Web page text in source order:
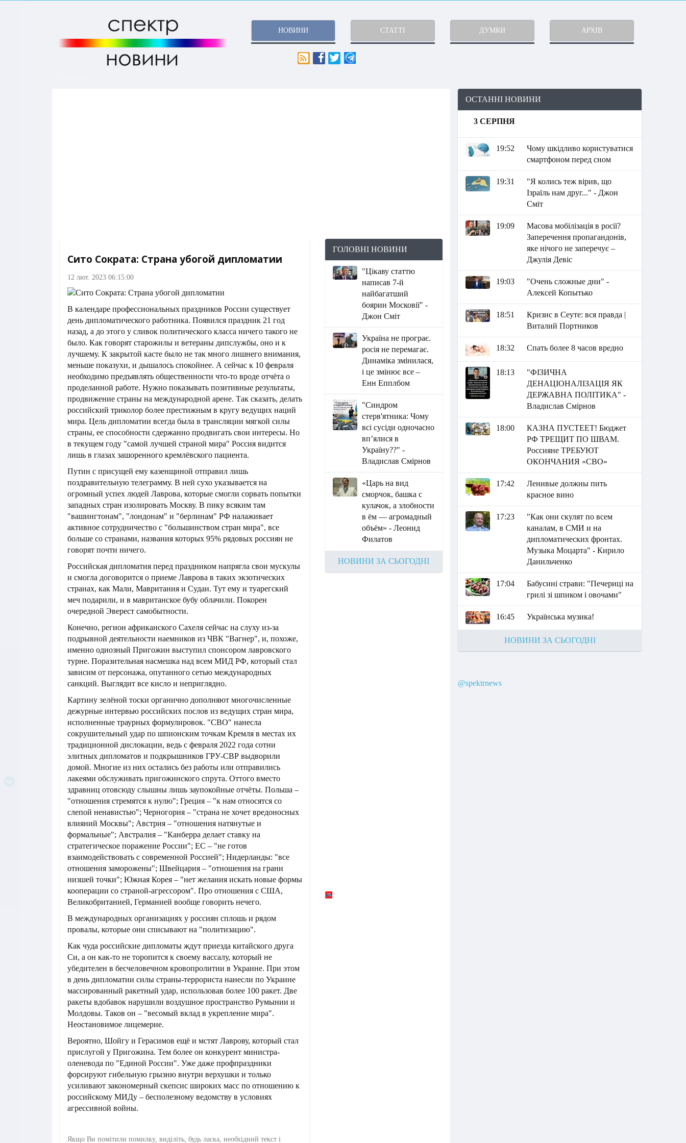
НОВИНИ СТАТТІ ДУМКИ АРХІВ
Сито Сократа: Страна убогой дипломатии
12 лют. 2023 06:15:00
В календаре профессиональных праздников России существует
день дипломатического работника. Появился праздник 21 год
назад, а до этого у сливок политического класса ничего такого не
было. Как говорят старожилы и ветераны дипслужбы, оно и к
лучшему. К закрытой касте было не так много лишнего внимания,
меньше показухи, и дышалось спокойнее. А сейчас к 10 февраля
необходимо предъявлять общественности что-то вроде отчёта о
проделанной работе. Нужно показывать позитивные результаты,
продвижение страны на международной арене. Так сказать, делать
российский триколор более престижным в кругу ведущих наций
мира. Цель дипломатии всегда была в трансляции мягкой силы
страны, ее способности сдержанно продвигать свои интересы. Но
в текущем году "самой лучшей страной мира" Россия видится
лишь в глазах зашоренного кремлёвского пациента.
Путин с присущей ему казенщиной отправил лишь
поздравительную телеграмму. В ней сухо указывается на
огромный успех людей Лаврова, которые смогли сорвать попытки
западных стран изолировать Москву. В пику всяким там
"вашингтонам", "лондонам" и "берлинам" РФ налаживает
активное сотрудничество с "большинством стран мира", все
больше со странами, названия которых 95% рядовых россиян не
говорят почти ничего.
Российская дипломатия перед праздником напрягла свои мускулы
и смогла договорится о приеме Лаврова в таких экзотических
странах, как Мали, Мавритания и Судан. Тут ему и туарегский
меч подарили, и в мавританское бубу облачили. Покорен
очередной Эверест самобытности.
Конечно, регион африканского Сахеля сейчас на слуху из-за
подрывной деятельности наемников из ЧВК "Вагнер", и, похоже,
именно одиозный Пригожин выступил спонсором лавровского
турне. Поразительная насмешка над всем МИД РФ, который стал
зависим от персонажа, опутанного сетью международных
санкций. Выглядит все кисло и неприглядно.
Картину зелёной тоски органично дополняют многочисленные
дежурные интервью российских послов из ведущих стран мира,
исполненные траурных формулировок. "СВО" нанесла
сокрушительный удар по шпионским точкам Кремля в местах их
традиционной дислокации, ведь с февраля 2022 года сотни
элитных дипломатов и подкрышников ГРУ-СВР выдворили
домой. Многие из них остались без работы или отправились
лакеями обслуживать пригожинского спрута. Оттого вместо
здравниц отовсюду слышны лишь заупокойные отчёты. Польша –
"отношения стремятся к нулю"; Греция – "к нам относятся со
слепой ненавистью"; Черногория – "страна не хочет вредоносных
влияний Москвы"; Австрия – "отношения натянутые и
формальные"; Австралия – "Канберра делает ставку на
стратегическое поражение России"; ЕС – "не готов
взаимодействовать с современной Россией"; Нидерланды: "все
отношения заморожены"; Швейцария – "отношения на грани
низшей точки"; Южная Корея – "нет желания искать новые формы
кооперации со страной-агрессором". Про отношения с США,
Великобританией, Германией вообще говорить нечего.
В международных организациях у россиян сплошь и рядом
провалы, которые они списывают на "политизацию".
Как чуда российские дипломаты ждут приезда китайского друга
Си, а он как-то не торопится к своему вассалу, который не
убедителен в бесчеловечном кровопролитии в Украине. При этом
в день дипломатии силы страны-террориста нанесли по Украине
массированный ракетный удар, использовав более 100 ракет. Две
ракеты вдобавок нарушили воздушное пространство Румынии и
Молдовы. Таков он – "весомый вклад в укрепление мира".
Неостановимое лицемерие.
Вероятно, Шойгу и Герасимов ещё и мстят Лаврову, который стал
прислугой у Пригожина. Тем более он конкурент министра-
оленевода по "Единой России". Уже даже профпраздники
форсируют гибельную грызню внутри верхушки и только
усиливают закономерный скепсис широких масс по отношению к
российскому МИДу – бесполезному ведомству в условиях
агрессивной войны.
Якщо Ви помітили помилку, виділіть, будь ласка, необхідний текст і
ГОЛОВНІ НОВИНИ
"Цікаву статтю
написав 7-й
найбагатший
боярин Московії" -
Джон Сміт
Україна не програє.
росія не перемагає.
Динаміка змінилася,
і це змінює все –
Енн Епплбом
"Синдром
стерв'ятника: Чому
всі сусіди одночасно
вп’ялися в
Україну??" -
Владислав Смірнов
«Царь на вид
сморчок, башка с
кулачок, а злобности
в ём — агромадный
объём» - Леонид
Филатов
НОВИНИ ЗА СЬОГОДНІ
ОСТАННІ НОВИНИ
3 СЕРПНЯ
19:52
Чому шкідливо користуватися
смартфоном перед сном
19:31
"Я колись теж вірив, що
Ізраїль нам друг..." - Джон
Сміт
19:09
Масова мобілізація в росії?
Заперечення пропагандонів,
яке нічого не заперечує –
Джулія Девіс
19:03
"Очень сложные дни" -
Алексей Копытько
18:51
Кризис в Сеуте: вся правда |
Виталий Портников
18:32 Спать более 8 часов вредно
18:13
"ФІЗИЧНА
ДЕНАЦІОНАЛІЗАЦІЯ ЯК
ДЕРЖАВНА ПОЛІТИКА" -
Владислав Смірнов
18:00
КАЗНА ПУСТЕЕТ! Бюджет
РФ ТРЕЩИТ ПО ШВАМ.
Россияне ТРЕБУЮТ
ОКОНЧАНИЯ «СВО»
17:42
Ленивые должны пить
красное вино
17:23
"Как они скулят по всем
каналам, в СМИ и на
дипломатических фронтах.
Музыка Моцарта" - Кирило
Данильченко
17:04
Бабусині страви: "Печериці на
грилі зі шпиком і овочами"
16:45 Українська музика!
НОВИНИ ЗА СЬОГОДНІ
@spektrnews